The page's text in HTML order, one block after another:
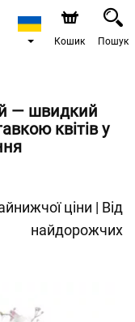
наш інтернет-
доставки —
Кошик Пошук
— швидкий
квітів у
ціни | Від
найдорожчих